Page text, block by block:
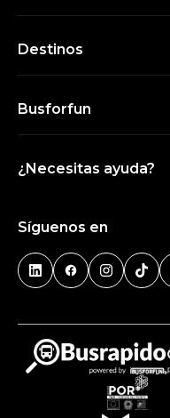
Destinos
Busforfun
¿Necesitas ayuda?
Síguenos en